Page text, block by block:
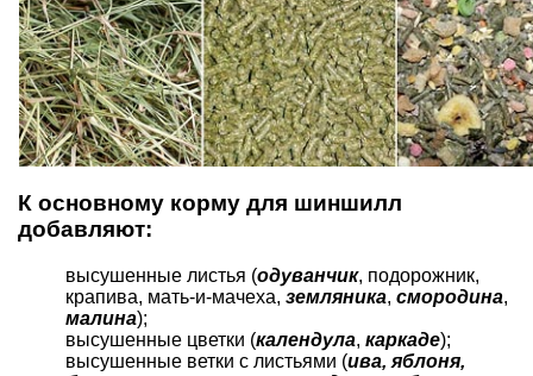
К основному корму для шиншилл
добавляют:
высушенные листья (одуванчик, подорожник,
крапива, мать-и-мачеха, земляника, смородина,
малина);
высушенные цветки (календула, каркаде);
высушенные ветки с листьями (ива, яблоня,